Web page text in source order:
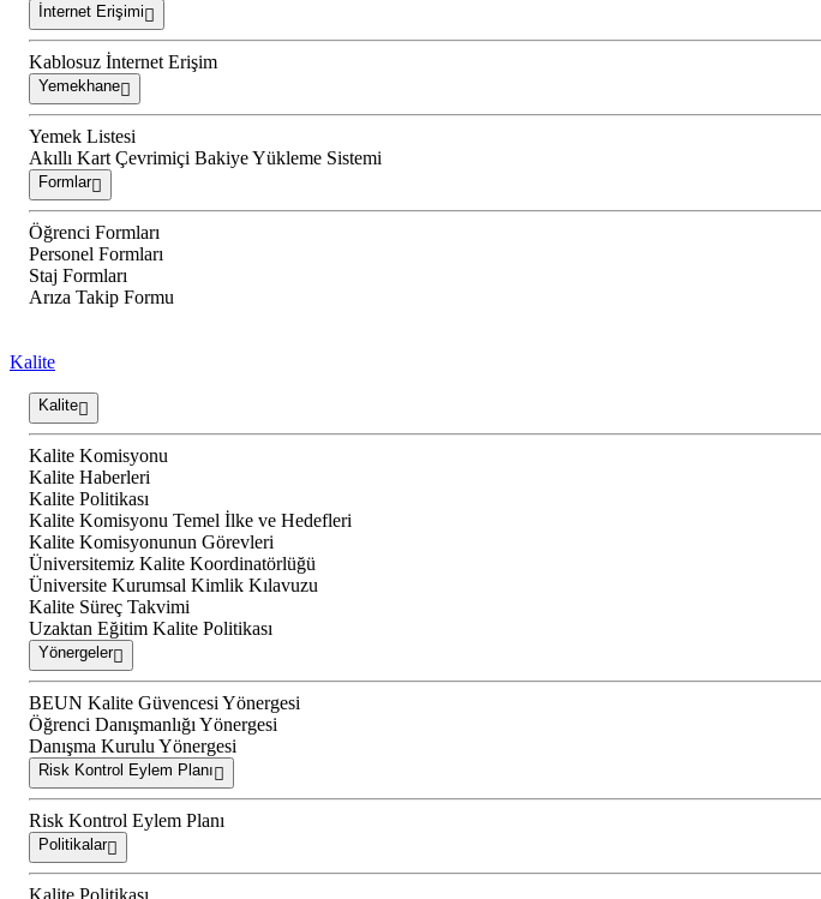
İnternet Erişimi
Kablosuz İnternet Erişim
Yemekhane
Yemek Listesi
Akıllı Kart Çevrimiçi Bakiye Yükleme Sistemi
Formlar
Öğrenci Formları
Personel Formları
Staj Formları
Arıza Takip Formu
Kalite
Kalite
Kalite Komisyonu
Kalite Haberleri
Kalite Politikası
Kalite Komisyonu Temel İlke ve Hedefleri
Kalite Komisyonunun Görevleri
Üniversitemiz Kalite Koordinatörlüğü
Üniversite Kurumsal Kimlik Kılavuzu
Kalite Süreç Takvimi
Uzaktan Eğitim Kalite Politikası
Yönergeler
BEUN Kalite Güvencesi Yönergesi
Öğrenci Danışmanlığı Yönergesi
Danışma Kurulu Yönergesi
Risk Kontrol Eylem Planı
Risk Kontrol Eylem Planı
Politikalar